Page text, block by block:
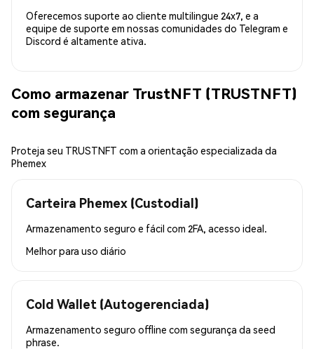
Oferecemos suporte ao cliente multilingue 24x7, e a
equipe de suporte em nossas comunidades do Telegram e
Discord é altamente ativa.
Como armazenar TrustNFT (TRUSTNFT)
com segurança
Proteja seu TRUSTNFT com a orientação especializada da
Phemex
Carteira Phemex (Custodial)
Armazenamento seguro e fácil com 2FA, acesso ideal.
Melhor para uso diário
Cold Wallet (Autogerenciada)
Armazenamento seguro offline com segurança da seed
phrase.